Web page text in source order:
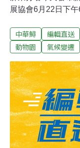
展協會6月22日下
屏東分署指出，協
巡守隊，為感謝巡
水檢測系統獲IWA
拿大多倫多舉辦的
展覽會（WWCE）
Innovation Awards,
公司在水資源管理
自率領研發團隊前
中華鱘 編輯直送
動物園
氣候變遷